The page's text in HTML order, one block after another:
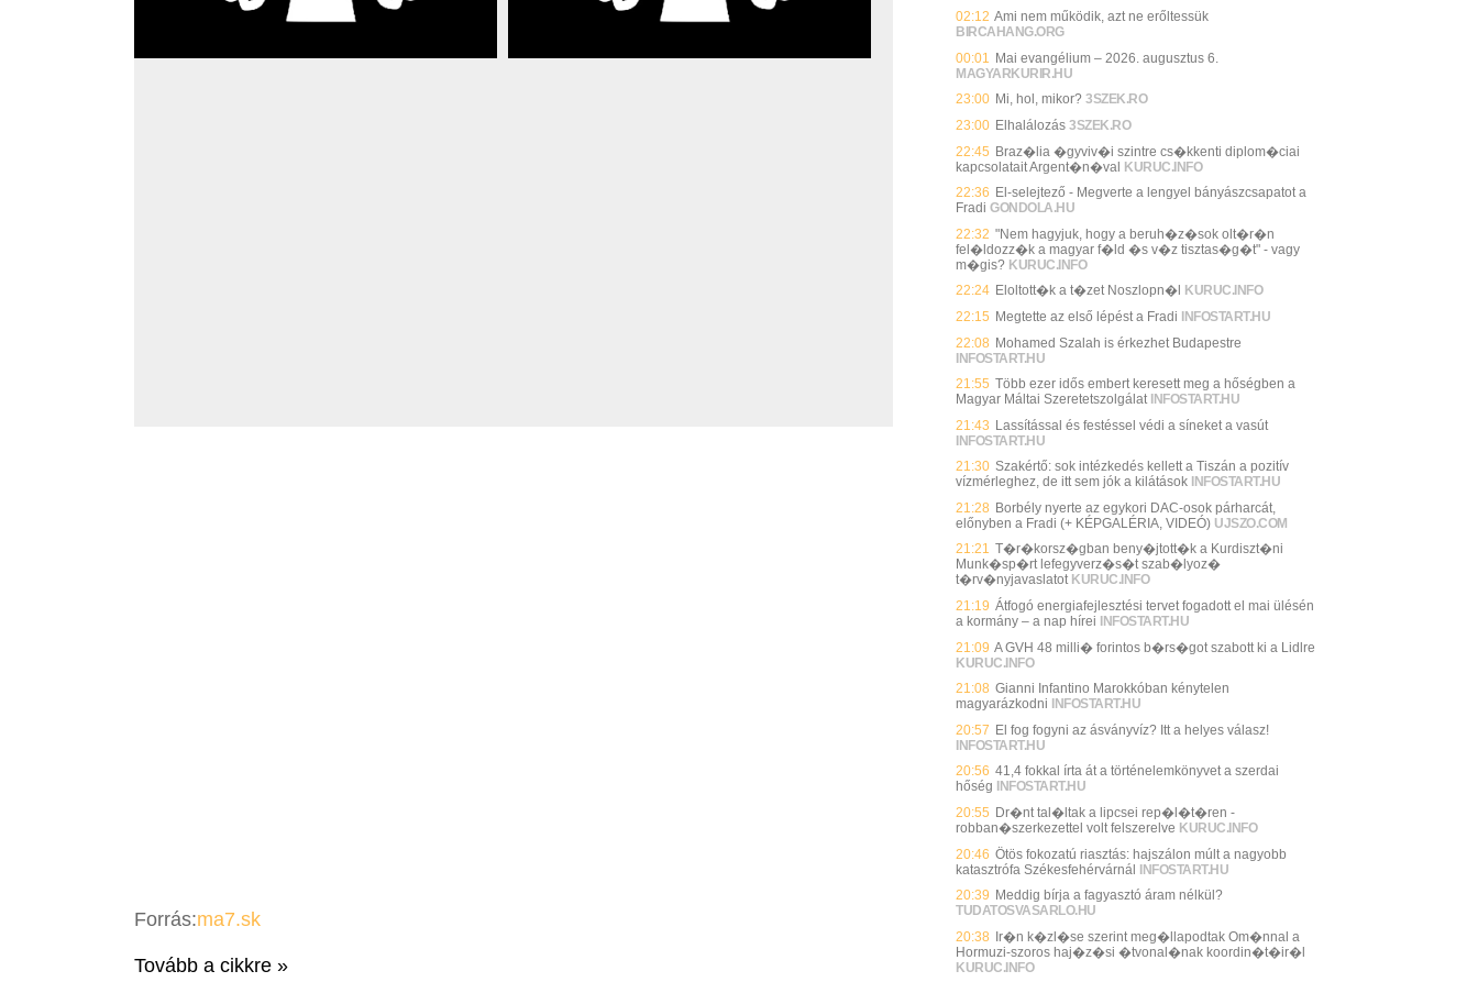
Forrás:ma7.sk
Tovább a cikkre »
02:12 Ami nem működik, azt ne erőltessük
BIRCAHANG.ORG
00:01
Mai evangélium – 2026. augusztus 6.
MAGYARKURIR.HU
23:00 Mi, hol, mikor? 3SZEK.RO
23:00 Elhalálozás 3SZEK.RO
22:45 Braz�lia �gyviv�i szintre cs�kkenti diplom�ciai
kapcsolatait Argent�n�val KURUC.INFO
22:36 El-selejtező - Megverte a lengyel bányászcsapatot a
Fradi GONDOLA.HU
22:32 "Nem hagyjuk, hogy a beruh�z�sok olt�r�n
fel�ldozz�k a magyar f�ld �s v�z tisztas�g�t" - vagy
m�gis? KURUC.INFO
22:24 Eloltott�k a t�zet Noszlopn�l KURUC.INFO
22:15 Megtette az első lépést a Fradi
INFOSTART.HU
22:08 Mohamed Szalah is érkezhet Budapestre
INFOSTART.HU
21:55 Több ezer idős embert keresett meg a hőségben a
Magyar Máltai Szeretetszolgálat INFOSTART.HU
21:43 Lassítással és festéssel védi a síneket a vasút
INFOSTART.HU
21:30 Szakértő: sok intézkedés kellett a Tiszán a pozitív
vízmérleghez, de itt sem jók a kilátások INFOSTART.HU
21:28 Borbély nyerte az egykori DAC-osok párharcát,
előnyben a Fradi (+ KÉPGALÉRIA, VIDEÓ) UJSZO.COM
21:21 T�r�korsz�gban beny�jtott�k a Kurdiszt�ni
Munk�sp�rt lefegyverz�s�t szab�lyoz�
t�rv�nyjavaslatot KURUC.INFO
21:19 Átfogó energiafejlesztési tervet fogadott el mai ülésén
a kormány – a nap hírei
INFOSTART.HU
21:09 A GVH 48 milli� forintos b�rs�got szabott ki a Lidlre
KURUC.INFO
21:08 Gianni Infantino Marokkóban kénytelen
magyarázkodni
INFOSTART.HU
20:57 El fog fogyni az ásványvíz? Itt a helyes válasz!
INFOSTART.HU
20:56 41,4 fokkal írta át a történelemkönyvet a szerdai
hőség
INFOSTART.HU
20:55 Dr�nt tal�ltak a lipcsei rep�l�t�ren -
robban�szerkezettel volt felszerelve KURUC.INFO
20:46 Ötös fokozatú riasztás: hajszálon múlt a nagyobb
katasztrófa Székesfehérvárnál INFOSTART.HU
20:39 Meddig bírja a fagyasztó áram nélkül?
TUDATOSVASARLO.HU
20:38 Ir�n k�zl�se szerint meg�llapodtak Om�nnal a
Hormuzi-szoros haj�z�si �tvonal�nak koordin�t�ir�l
KURUC.INFO